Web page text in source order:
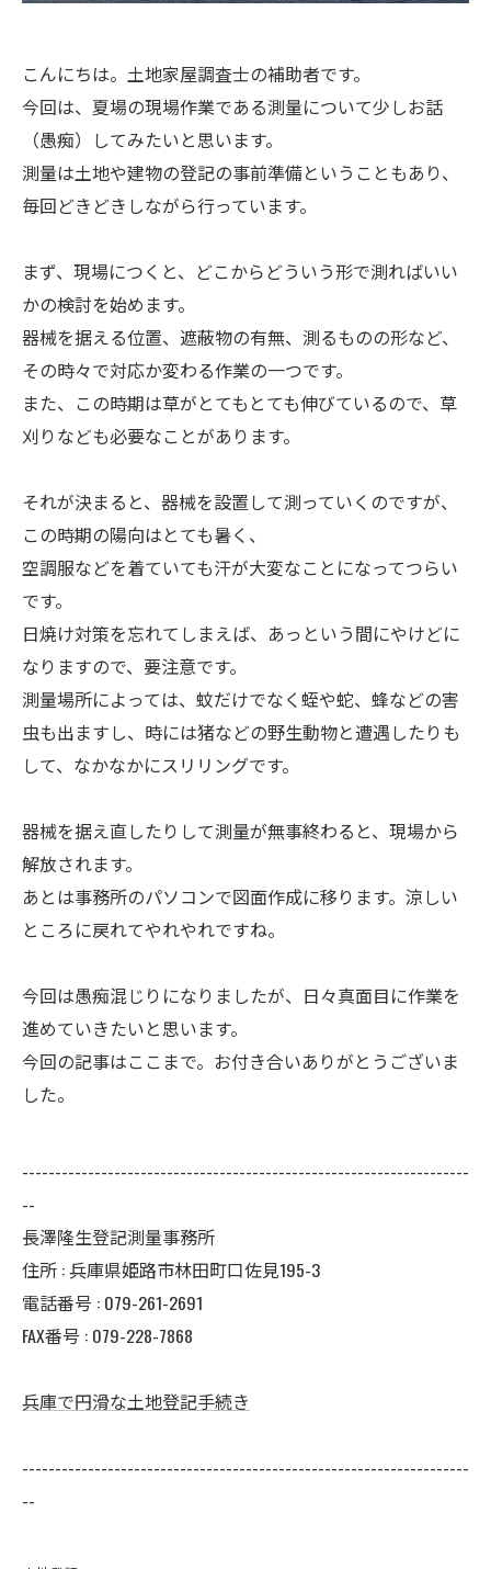
こんにちは。土地家屋調査士の補助者です。
今回は、夏場の現場作業である測量について少しお話
（愚痴）してみたいと思います。
測量は土地や建物の登記の事前準備ということもあり、
毎回どきどきしながら行っています。
まず、現場につくと、どこからどういう形で測ればいい
かの検討を始めます。
器械を据える位置、遮蔽物の有無、測るものの形など、
その時々で対応か変わる作業の一つです。
また、この時期は草がとてもとても伸びているので、草
刈りなども必要なことがあります。
それが決まると、器械を設置して測っていくのですが、
この時期の陽向はとても暑く、
空調服などを着ていても汗が大変なことになってつらい
です。
日焼け対策を忘れてしまえば、あっという間にやけどに
なりますので、要注意です。
測量場所によっては、蚊だけでなく蛭や蛇、蜂などの害
虫も出ますし、時には猪などの野生動物と遭遇したりも
して、なかなかにスリリングです。
器械を据え直したりして測量が無事終わると、現場から
解放されます。
あとは事務所のパソコンで図面作成に移ります。涼しい
ところに戻れてやれやれですね。
今回は愚痴混じりになりましたが、日々真面目に作業を
進めていきたいと思います。
今回の記事はここまで。お付き合いありがとうございま
した。
--------------------------------------------------------------------
--
長澤隆生登記測量事務所
住所 :兵庫県姫路市林田町口佐見195-3
電話番号 : 079-261-2691
FAX番号 : 079-228-7868
兵庫で円滑な土地登記手続き
--------------------------------------------------------------------
--